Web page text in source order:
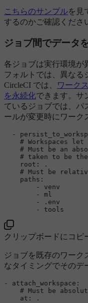
こちらのサンプルを見
するのかご確認くださ
ジョブ間でデータ
各ジョブは実行環境が
フォルトでは、異なる
CircleCI では、
ワーク
を永続化できます。サ
ているジョブでは、パ
ールが変更時にワーク
-
# Workspaces
# Must be an
# taken to be
root:
.
# Must be
paths:
-
venv
-
ml
-
.env
-
tools
クリップボードにコピ
ジョブを既存のワーク
なタイミングでそのデ
-
attach_workspace:
# Must be
at:
.